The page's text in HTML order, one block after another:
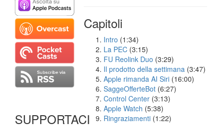
SUPPORTACI
Capitoli
Intro (1:34)
La PEC (3:15)
FU Reolink Duo (3:29)
Il prodotto della settimana (3:47)
Apple rimanda AI Siri (16:00)
SaggeOfferteBot (6:27)
Control Center (3:13)
Apple Watch (5:38)
Ringraziamenti (1:22)